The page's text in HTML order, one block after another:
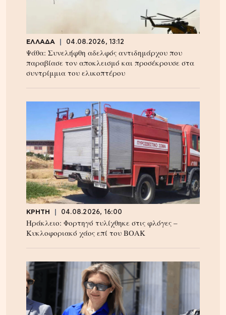
ΕΛΛΑΔΑ 04.08.2026, 13:12
Ψάθα: Συνελήφθη αδελφός αντιδημάρχου που
παραβίασε τον αποκλεισμό και προσέκρουσε στα
συντρίμμια του ελικοπτέρου
ΚΡΗΤΗ 04.08.2026, 16:00
Ηράκλειο: Φορτηγό τυλίχθηκε στις φλόγες –
Κυκλοφοριακό χάος επί του ΒΟΑΚ